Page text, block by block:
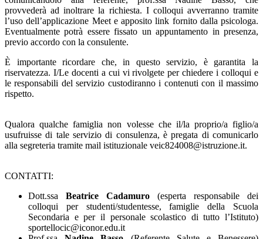
provvederà ad inoltrare la richiesta. I colloqui avverranno tramite
l’uso dell’applicazione Meet e apposito link fornito dalla psicologa.
Eventualmente potrà essere fissato un appuntamento in presenza,
previo accordo con la consulente.
È importante ricordare che, in questo servizio, è garantita la
riservatezza. I/Le docenti a cui vi rivolgete per chiedere i colloqui e
le responsabili del servizio custodiranno i contenuti con il massimo
rispetto.
Qualora qualche famiglia non volesse che il/la proprio/a figlio/a
usufruisse di tale servizio di consulenza, è pregata di comunicarlo
alla segreteria tramite mail istituzionale veic824008@istruzione.it.
CONTATTI:
Dott.ssa Beatrice Cadamuro (esperta responsabile dei
colloqui per studenti/studentesse, famiglie della Scuola
Secondaria e per il personale scolastico di tutto l’Istituto)
sportellocic@iconor.edu.it